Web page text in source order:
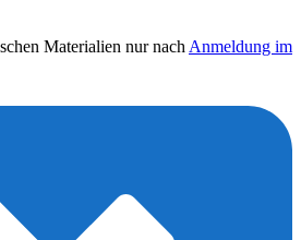
Materialien nur nach Anmeldung im